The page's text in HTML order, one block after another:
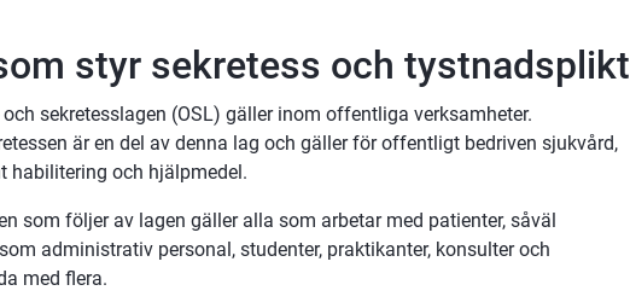
styr sekretess och tystnadsplikt
sekretesslagen (OSL) gäller inom offentliga verksamheter.
är en del av denna lag och gäller för offentligt bedriven sjukvård,
habilitering och hjälpmedel.
som följer av lagen gäller alla som arbetar med patienter, såväl
administrativ personal, studenter, praktikanter, konsulter och
med flera.